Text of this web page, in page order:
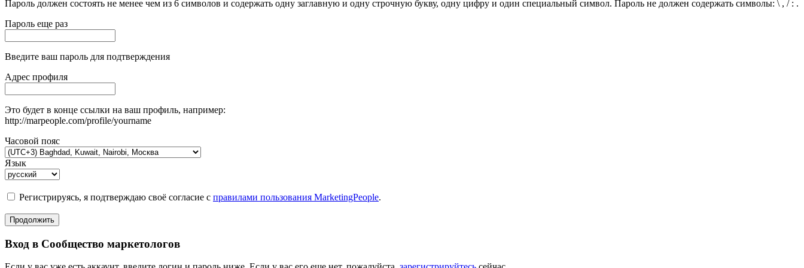
Пароль должен состоять не менее чем из 6 символов и содержать одну заглавную и одну строчную букву, одну цифру и один специальный символ. Пароль не должен содержать символы: \ , / : .
Пароль еще раз
Введите ваш пароль для подтверждения
Адрес профиля
Это будет в конце ссылки на ваш профиль, например:
http://marpeople.com/profile/yourname
Часовой пояс
Язык
Регистрируясь, я подтверждаю своё согласие с правилами пользования MarketingPeople.
Продолжить
Вход в Сообщество маркетологов